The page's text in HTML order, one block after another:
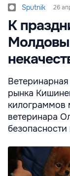
Sputnik 26
К
Молдовы
рынка
килограммов
ветеринара